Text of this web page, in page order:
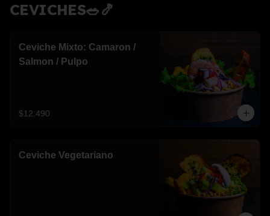
CEVICHES🥗🍤
Ceviche Mixto: Camaron /
Salmon / Pulpo
$12.490
Ceviche Vegetariano